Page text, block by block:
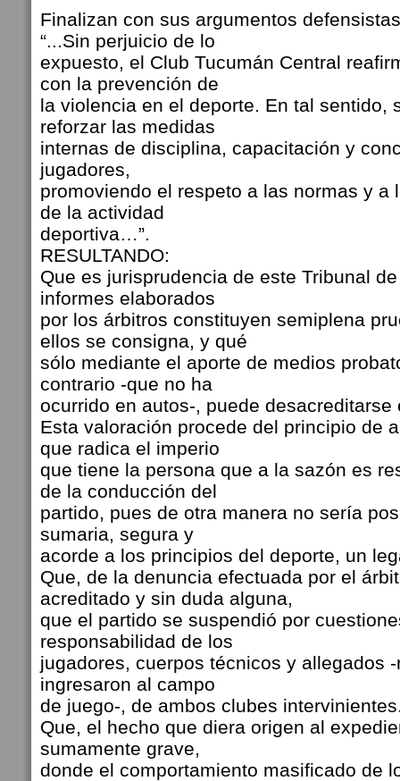
Finalizan con sus argumentos
“...Sin perjuicio de lo
expuesto, el Club Tucumán Central
con la prevención de
la violencia en el deporte. En tal sentido,
reforzar las medidas
internas de disciplina, capacitación y
jugadores,
promoviendo el respeto a las normas y a
de la actividad
deportiva…”.
RESULTANDO:
Que es jurisprudencia de este Tribunal
informes elaborados
por los árbitros constituyen semiplena
ellos se consigna, y qué
sólo mediante el aporte de medios
contrario -que no ha
ocurrido en autos-, puede desacreditarse
Esta valoración procede del principio de
que radica el imperio
que tiene la persona que a la sazón es
de la conducción del
partido, pues de otra manera no sería
sumaria, segura y
acorde a los principios del deporte, un
Que, de la denuncia efectuada por el
acreditado y sin duda alguna,
que el partido se suspendió por
responsabilidad de los
jugadores, cuerpos técnicos y allegados
ingresaron al campo
de juego-, de ambos clubes
Que, el hecho que diera origen al
sumamente grave,
donde el comportamiento masificado de